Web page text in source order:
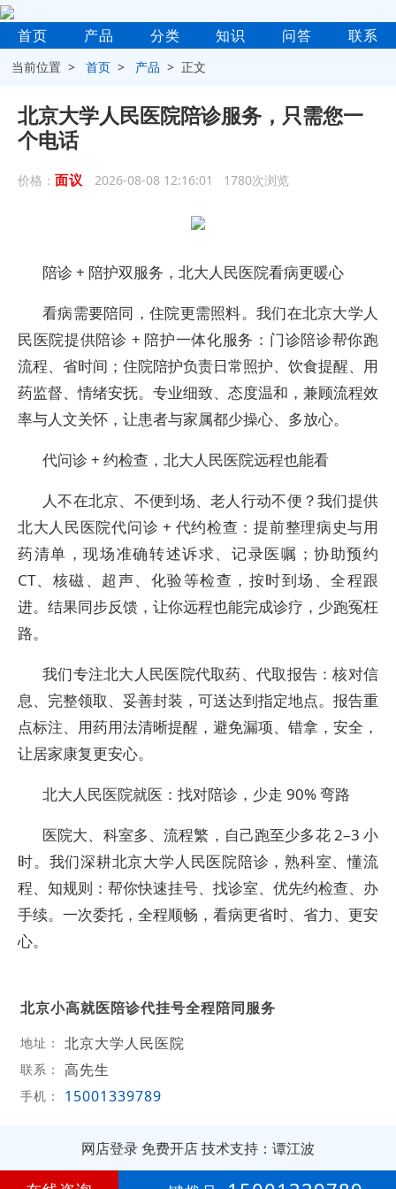
首页 产品 分类 知识 问答 联系
当前位置 >首页 > 产品 > 正文
北京大学人民医院陪诊服务，只需您一
个电话
价格： 面议 2026-08-08 12:16:01 1780次浏览
陪诊 + 陪护双服务，北大人民医院看病更暖心
看病需要陪同，住院更需照料。我们在北京大学人
民医院提供陪诊 + 陪护一体化服务：门诊陪诊帮你跑
流程、省时间；住院陪护负责日常照护、饮食提醒、用
药监督、情绪安抚。专业细致、态度温和，兼顾流程效
率与人文关怀，让患者与家属都少操心、多放心。
代问诊 + 约检查，北大人民医院远程也能看
人不在北京、不便到场、老人行动不便？我们提供
北大人民医院代问诊 + 代约检查：提前整理病史与用
药清单，现场准确转述诉求、记录医嘱；协助预约
CT、核磁、超声、化验等检查，按时到场、全程跟
进。结果同步反馈，让你远程也能完成诊疗，少跑冤枉
路。
我们专注北大人民医院代取药、代取报告：核对信
息、完整领取、妥善封装，可送达到指定地点。报告重
点标注、用药用法清晰提醒，避免漏项、错拿，安全，
让居家康复更安心。
北大人民医院就医：找对陪诊，少走 90% 弯路
医院大、科室多、流程繁，自己跑至少多花 2–3 小
时。我们深耕北京大学人民医院陪诊，熟科室、懂流
程、知规则：帮你快速挂号、找诊室、优先约检查、办
手续。一次委托，全程顺畅，看病更省时、省力、更安
心。
北京小高就医陪诊代挂号全程陪同服务
地址： 北京大学人民医院
联系： 高先生
手机： 15001339789
网店登录 免费开店技术支持：谭江波
第3年